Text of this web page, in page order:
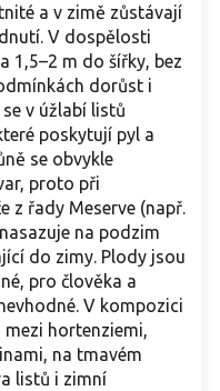
a v zimě zůstávají
V dospělosti
1,5–2 m do šířky, bez
dorůst i
v úžlabí listů
poskytují pyl a
se obvykle
proto při
z řady Meserve (např.
na podzim
do zimy. Plody jsou
pro člověka a
V kompozici
hortenziemi,
na tmavém
listů i zimní